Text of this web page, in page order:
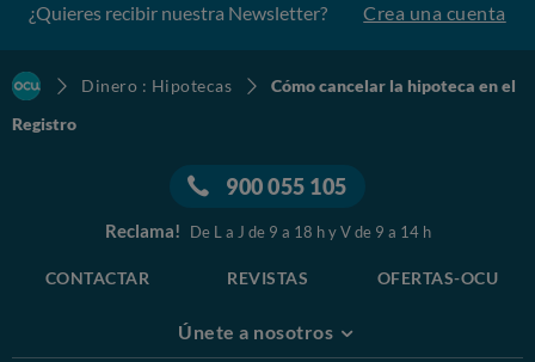
¿Quieres recibir nuestra Newsletter? Crea una cuenta
Dinero : Hipotecas
Cómo cancelar la hipoteca en el
Registro
900 055 105
Reclama! De L a J de 9 a 18 h y V de 9 a 14 h
CONTACTAR REVISTAS OFERTAS-OCU
Únete a nosotros